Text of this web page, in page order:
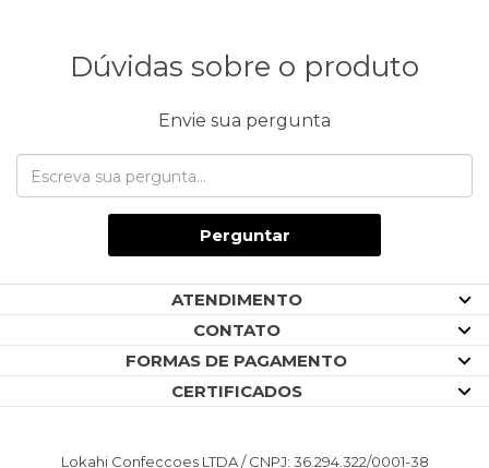
Dúvidas sobre o produto
Envie sua pergunta
Perguntar
ATENDIMENTO
CONTATO
FORMAS DE PAGAMENTO
CERTIFICADOS
Lokahi Confeccoes LTDA / CNPJ: 36.294.322/0001-38